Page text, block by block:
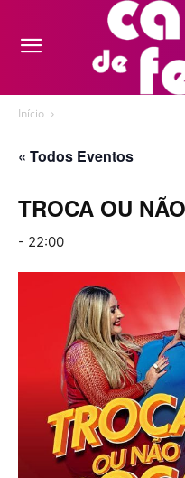
Início
« Todos Eventos
TROCA OU
- 22:00